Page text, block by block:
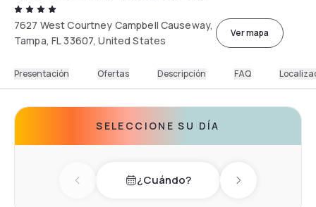
7627 West Courtney Campbell Causeway,
Tampa, FL 33607, United States
Ver mapa
Presentación Ofertas Descripción FAQ
SELECCIONE SU DÍA
Previous day¿Cuándo? Next day